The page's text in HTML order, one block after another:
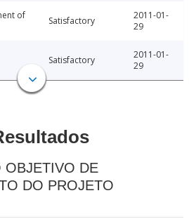
of
Satisfactory
2011-01-
29
Satisfactory
2011-01-
29
OBJETIVO DE
DO PROJETO